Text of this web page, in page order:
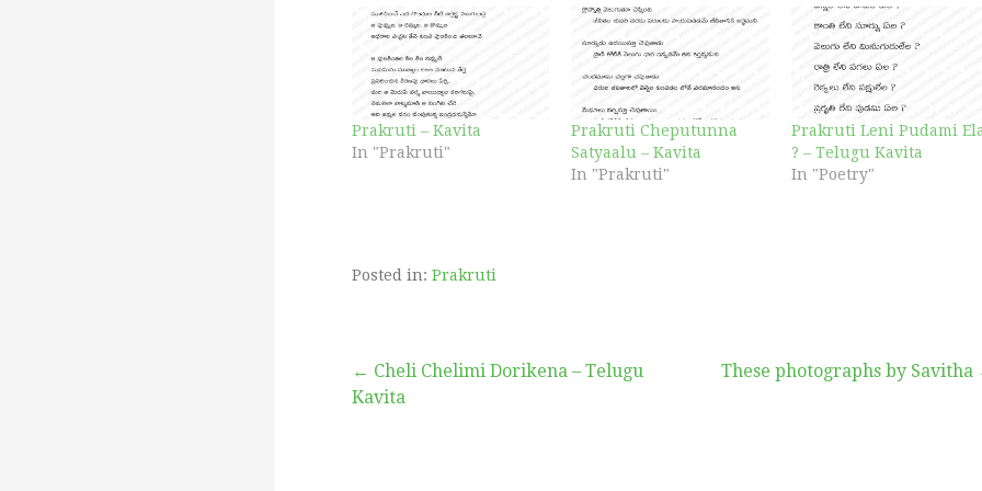
Prakruti – Kavita
In "Prakruti"
Prakruti Cheputunna
Satyaalu – Kavita
In "Prakruti"
Prakruti Leni Pudami
? – Telugu Kavita
In "Poetry"
Posted in: Prakruti
టపా← Cheli Chelimi Dorikena – Telugu
Kavita
These photographs by